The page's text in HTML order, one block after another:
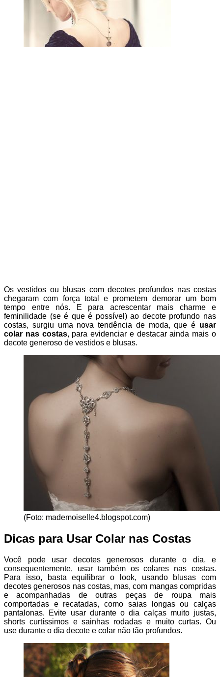
Os vestidos ou blusas com decotes profundos nas costas
chegaram com força total e prometem demorar um bom
tempo entre nós. E para acrescentar mais charme e
feminilidade (se é que é possível) ao decote profundo nas
costas, surgiu uma nova tendência de moda, que é usar
colar nas costas, para evidenciar e destacar ainda mais o
decote generoso de vestidos e blusas.
(Foto: mademoiselle4.blogspot.com)
Dicas para Usar Colar nas Costas
Você pode usar decotes generosos durante o dia, e
consequentemente, usar também os colares nas costas.
Para isso, basta equilibrar o look, usando blusas com
decotes generosos nas costas, mas, com mangas compridas
e acompanhadas de outras peças de roupa mais
comportadas e recatadas, como saias longas ou calças
pantalonas. Evite usar durante o dia calças muito justas,
shorts curtíssimos e sainhas rodadas e muito curtas. Ou
use durante o dia decote e colar não tão profundos.